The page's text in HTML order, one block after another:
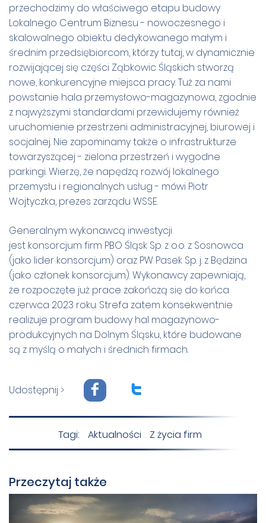
przechodzimy do właściwego etapu budowy
Lokalnego Centrum Biznesu - nowoczesnego i
skalowalnego obiektu dedykowanego małym i
średnim przedsiębiorcom, którzy tutaj, w dynamicznie
rozwijającej się części Ząbkowic Śląskich stworzą
nowe, konkurencyjne miejsca pracy. Tuż za nami
powstanie hala przemysłowo-magazynowa, zgodnie
z najwyższymi standardami przewidujemy również
uruchomienie przestrzeni administracyjnej, biurowej i
socjalnej. Nie zapominamy także o infrastrukturze
towarzyszącej - zielona przestrzeń i wygodne
parkingi. Wierzę, że napędzą rozwój lokalnego
przemysłu i regionalnych usług - mówi Piotr
Wojtyczka, prezes zarządu WSSE.
Generalnym wykonawcą inwestycji
jest konsorcjum firm PBO Śląsk Sp. z o.o. z Sosnowca
(jako lider konsorcjum) oraz PW Pasek Sp. j. z Będzina
(jako członek konsorcjum). Wykonawcy zapewniają,
że rozpoczęte już prace zakończą się do końca
czerwca 2023 roku. Strefa zatem konsekwentnie
realizuje program budowy hal magazynowo-
produkcyjnych na Dolnym Śląsku, które budowane
są z myślą o małych i średnich firmach.
Udostępnij > F T
Tagi: Aktualności Z życia firm
Przeczytaj także